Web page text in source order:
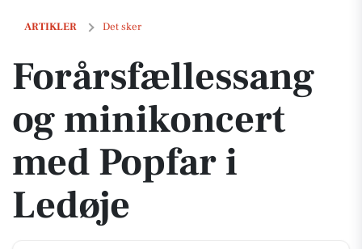
ARTIKLER Det sker
Forårsfællessang og minikoncert med Popfar i Ledøje
Forårsfællessang
og minikoncert
med Popfar i
Ledøje